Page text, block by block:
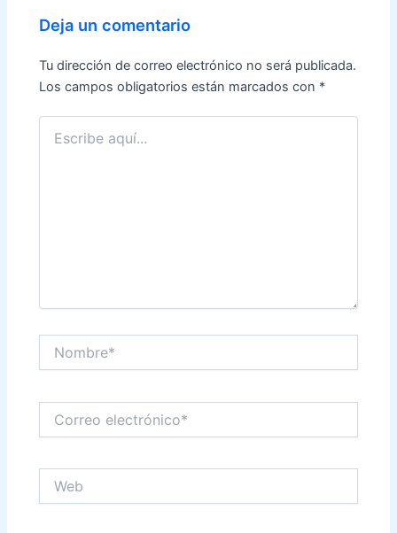
Deja un comentario
Tu dirección de correo electrónico no será publicada.
Los campos obligatorios están marcados con *
Escribe
aquí...
electrónico*